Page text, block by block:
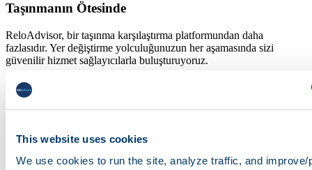
This website uses cookies
We use cookies to run the site, analyze traffic, and improve/
Taşınmanın Ötesinde
ReloAdvisor, bir taşınma karşılaştırma platformundan daha
fazlasıdır. Yer değiştirme yolculuğunuzun her aşamasında sizi
güvenilir hizmet sağlayıcılarla buluşturuyoruz.
Forex ve Döviz Değişimi
Sağlık Sigortası Rehberliği
Emlak Ortakları
Evcil Hayvan Yer Değiştirme Hizmetleri